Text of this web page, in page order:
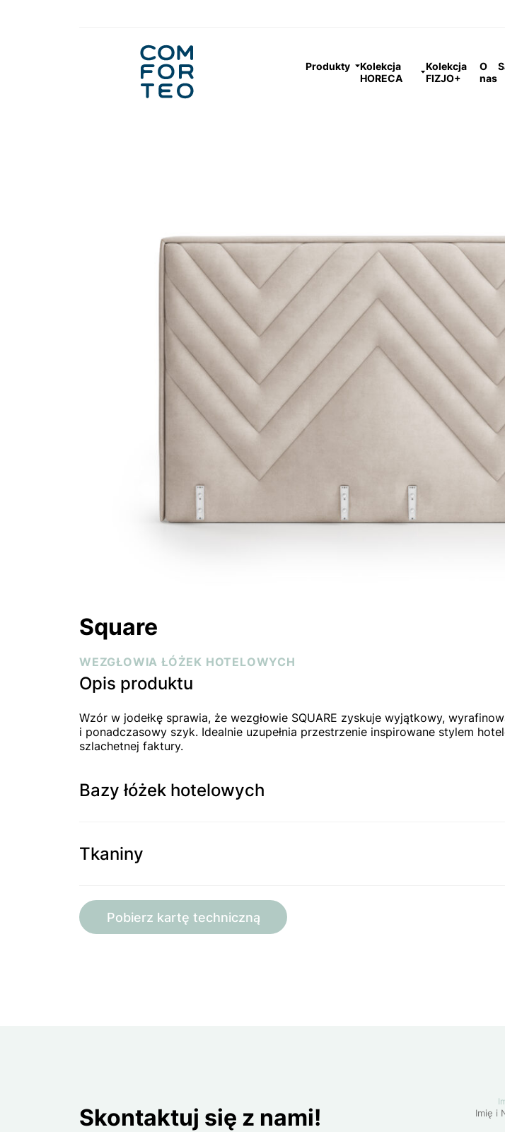
Produkty
Kolekcja
HORECA
Kolekcja
FIZJO+
O
nas
Strona główna Łóżka
WEZGŁOWIA ŁÓŻEK HOTELOWYCH
Square
Opis produktu
Wzór w jodełkę sprawia, że wezgłowie SQUARE zyskuje wyjątkowy,
i ponadczasowy szyk. Idealnie uzupełnia przestrzenie inspirowane stylem
szlachetnej faktury.
Bazy łóżek hotelowych
Tkaniny
Pobierz kartę techniczną
Skontaktuj się z nami!